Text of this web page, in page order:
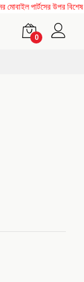
পার্টসের উপর
0